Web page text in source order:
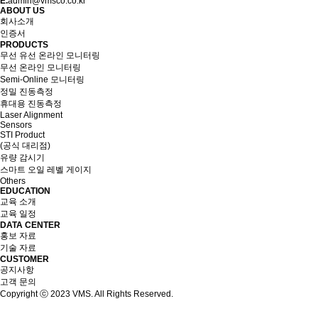
ABOUT US
회사소개
인증서
PRODUCTS
무선 유선 온라인 모니터링
무선 온라인 모니터링
Semi-Online 모니터링
정밀 진동측정
휴대용 진동측정
Laser Alignment
Sensors
STI Product
(공식 대리점)
유량 감시기
스마트 오일 레벨 게이지
Others
EDUCATION
교육 소개
교육 일정
DATA CENTER
홍보 자료
기술 자료
CUSTOMER
공지사항
고객 문의
Copyright ⓒ 2023 VMS. All Rights Reserved.